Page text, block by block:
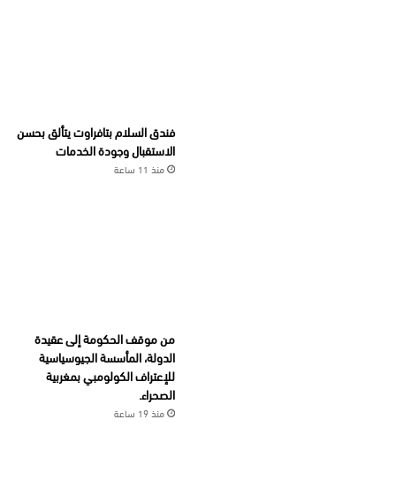
فندق السلام بتافراوت يتألق بحسن
الاستقبال وجودة الخدمات
منذ 11 ساعة
من موقف الحكومة إلى عقيدة
الدولة، المأسسة الجيوسياسية
للإعتراف الكولومبي بمغربية
الصحراء.
منذ 19 ساعة